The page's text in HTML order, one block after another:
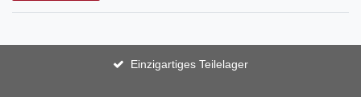
Einzigartiges Teilelager